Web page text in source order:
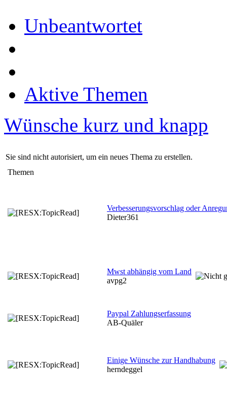
Unbeantwortet
Aktive Themen
Wünsche kurz und knapp
Sie sind nicht autorisiert, um ein neues Thema zu erstellen.
Themen
Verbesserungsvorschlag oder
Dieter361
Mwst abhängig vom Land
avpg2
Paypal Zahlungserfassung
AB-Quäler
Einige Wünsche zur Handhabung
herndeggel